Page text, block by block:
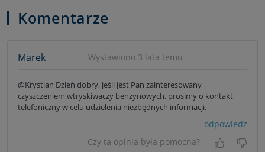
Komentarze
Marek Wystawiono 3 lata temu
@Krystian Dzień dobry, jeśli jest Pan zainteresowany
czyszczeniem wtryskiwaczy benzynowych, prosimy o kontakt
telefoniczny w celu udzielenia niezbędnych informacji.
odpowiedz
Czy ta opinia była pomocna?
Tak, była
Nie